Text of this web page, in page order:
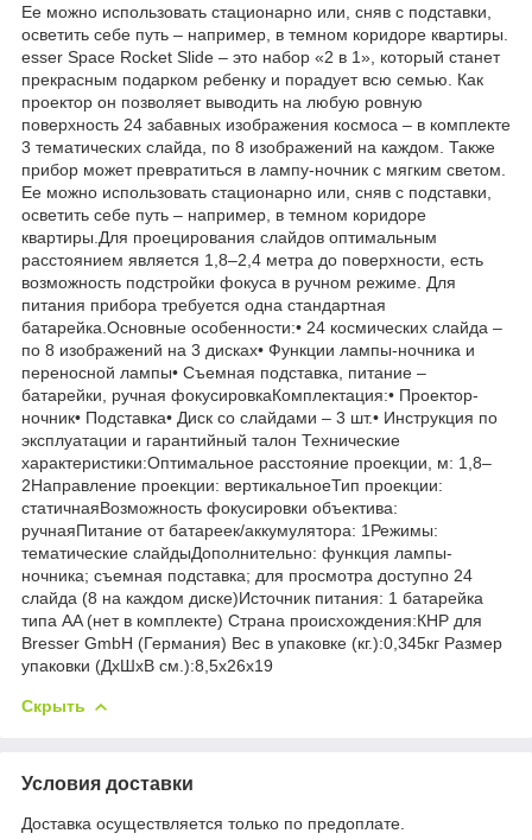
Ее можно использовать стационарно или, сняв с подставки,
осветить себе путь – например, в темном коридоре квартиры.
esser Space Rocket Slide – это набор «2 в 1», который станет
прекрасным подарком ребенку и порадует всю семью. Как
проектор он позволяет выводить на любую ровную
поверхность 24 забавных изображения космоса – в комплекте
3 тематических слайда, по 8 изображений на каждом. Также
прибор может превратиться в лампу-ночник с мягким светом.
Ее можно использовать стационарно или, сняв с подставки,
осветить себе путь – например, в темном коридоре
квартиры.Для проецирования слайдов оптимальным
расстоянием является 1,8–2,4 метра до поверхности, есть
возможность подстройки фокуса в ручном режиме. Для
питания прибора требуется одна стандартная
батарейка.Основные особенности:• 24 космических слайда –
по 8 изображений на 3 дисках• Функции лампы-ночника и
переносной лампы• Съемная подставка, питание –
батарейки, ручная фокусировкаКомплектация:• Проектор-
ночник• Подставка• Диск со слайдами – 3 шт.• Инструкция по
эксплуатации и гарантийный талон Технические
характеристики:Оптимальное расстояние проекции, м: 1,8–
2Направление проекции: вертикальноеТип проекции:
статичнаяВозможность фокусировки объектива:
ручнаяПитание от батареек/аккумулятора: 1Режимы:
тематические слайдыДополнительно: функция лампы-
ночника; съемная подставка; для просмотра доступно 24
слайда (8 на каждом диске)Источник питания: 1 батарейка
типа AA (нет в комплекте) Страна происхождения:КНР для
Bresser GmbH (Германия) Вес в упаковке (кг.):0,345кг Размер
упаковки (ДхШхВ см.):8,5x26x19
Скрыть
Условия доставки
Доставка осуществляется только по предоплате.